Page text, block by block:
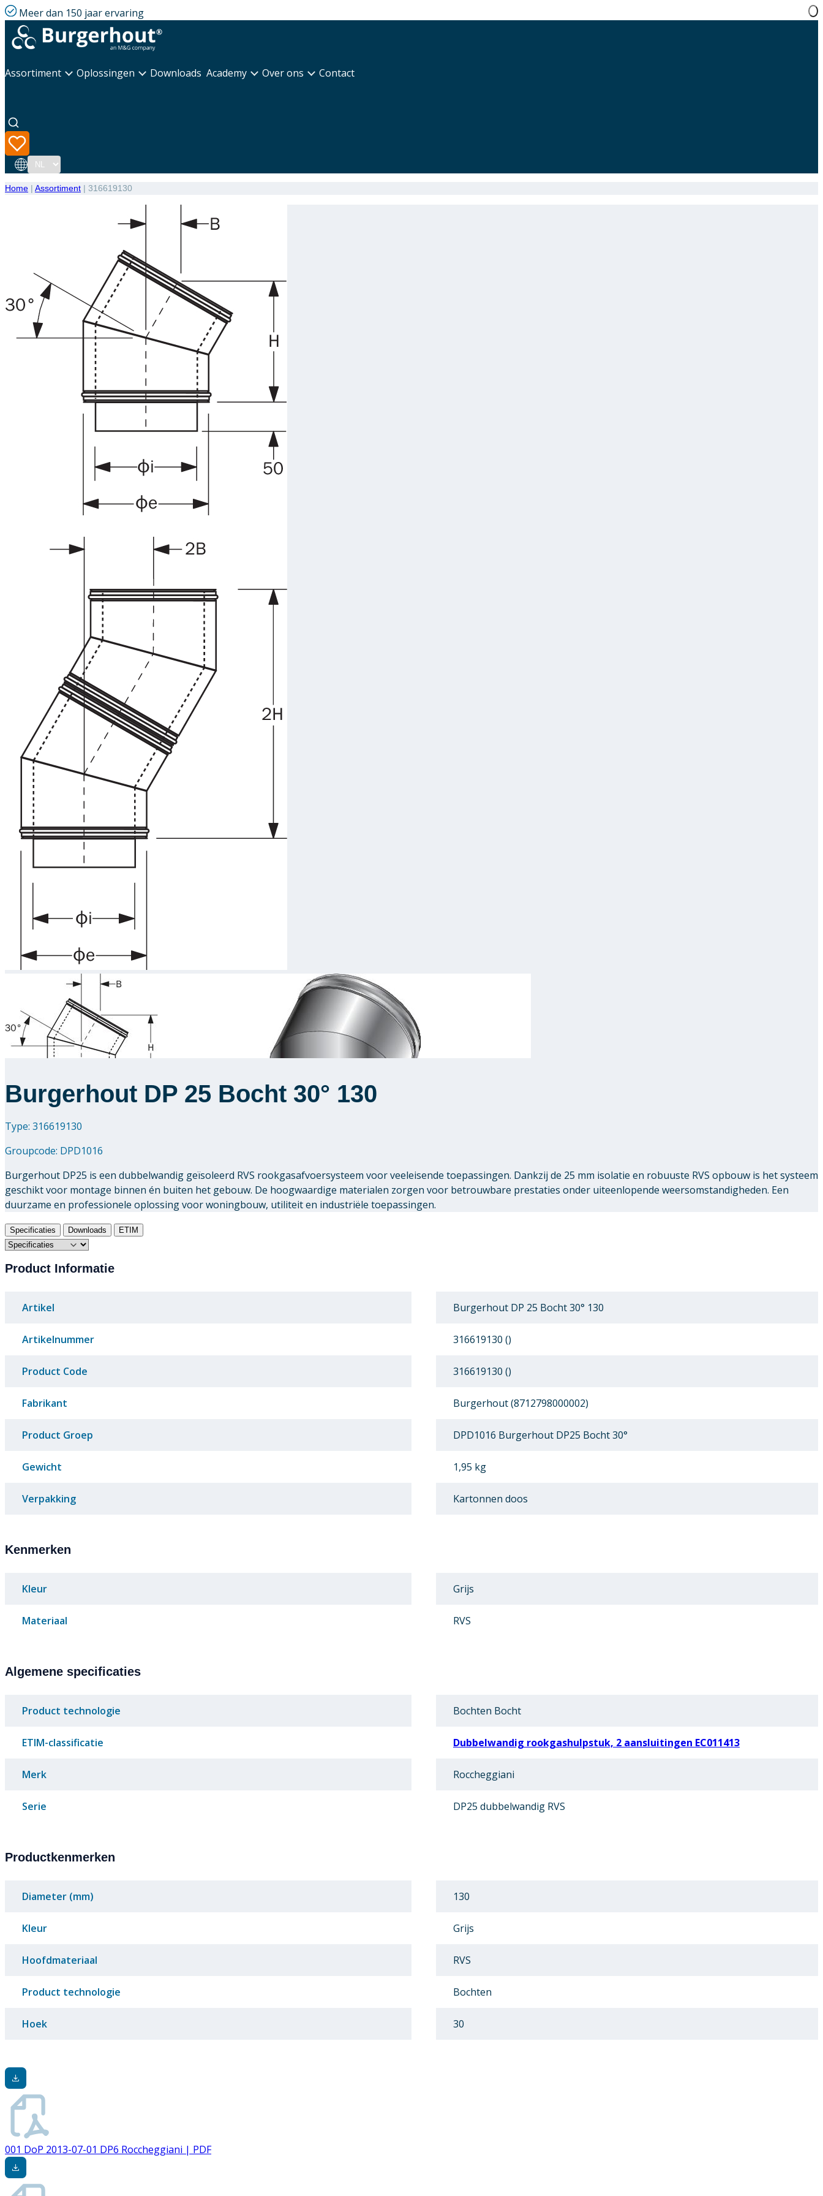
Meer dan 150 jaar ervaring
Assortiment Oplossingen Downloads Academy Over ons Contact
Taal
Home | Assortiment | 316619130
Burgerhout DP 25 Bocht 30° 130
Type: 316619130
Groupcode: DPD1016
Burgerhout DP25 is een dubbelwandig geïsoleerd RVS rookgasafvoersysteem voor veeleisende toepassingen. Dankzij de 25 mm isolatie en robuuste RVS opbouw is het systeem
geschikt voor montage binnen én buiten het gebouw. De hoogwaardige materialen zorgen voor betrouwbare prestaties onder uiteenlopende weersomstandigheden. Een
duurzame en professionele oplossing voor woningbouw, utiliteit en industriële toepassingen.
Specificaties Downloads ETIM
Product Informatie
Artikel Burgerhout DP 25 Bocht 30° 130
Artikelnummer 316619130 ()
Product Code 316619130 ()
Fabrikant Burgerhout (8712798000002)
Product Groep DPD1016 Burgerhout DP25 Bocht 30°
Gewicht 1,95 kg
Verpakking Kartonnen doos
Kenmerken
Kleur Grijs
Materiaal RVS
Algemene specificaties
Product technologie Bochten Bocht
ETIM-classificatie Dubbelwandig rookgashulpstuk, 2 aansluitingen EC011413
Merk Roccheggiani
Serie DP25 dubbelwandig RVS
Productkenmerken
Diameter (mm) 130
Kleur Grijs
Hoofdmateriaal RVS
Product technologie Bochten
Hoek 30
001 DoP 2013-07-01 DP6 Roccheggiani | PDF